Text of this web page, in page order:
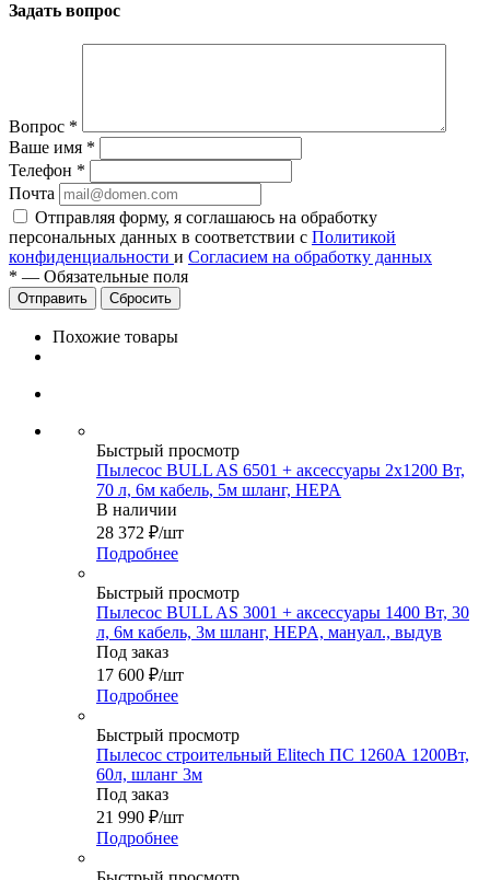
Задать вопрос
Вопрос *
Ваше имя *
Телефон *
Почта
Отправляя форму, я соглашаюсь на обработку
персональных данных в соответствии с Политикой
конфиденциальности и Согласием на обработку данных
* — Обязательные поля
Сбросить
Похожие товары
Быстрый просмотр
Пылесос BULL AS 6501 + аксессуары 2x1200 Вт,
70 л, 6м кабель, 5м шланг, HEPA
В наличии
28 372 ₽/шт
Подробнее
Быстрый просмотр
Пылесос BULL AS 3001 + аксессуары 1400 Вт, 30
л, 6м кабель, 3м шланг, HEPA, мануал., выдув
Под заказ
17 600 ₽/шт
Подробнее
Быстрый просмотр
Пылесос строительный Elitech ПС 1260А 1200Вт,
60л, шланг 3м
Под заказ
21 990 ₽/шт
Подробнее